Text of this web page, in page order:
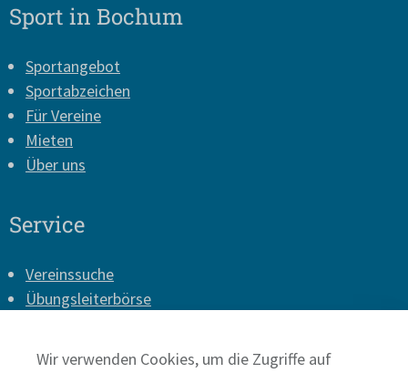
Sport in Bochum
Sportangebot
Sportabzeichen
Für Vereine
Mieten
Über uns
Service
Vereinssuche
Übungsleiterbörse
Presse
Wir verwenden Cookies, um die Zugriffe auf